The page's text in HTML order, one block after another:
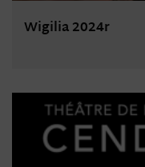
Wigilia 2024r